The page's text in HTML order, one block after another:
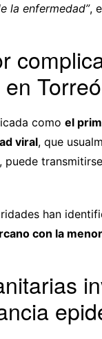
la enfermedad”,
como el
viral, que
han
con la menor